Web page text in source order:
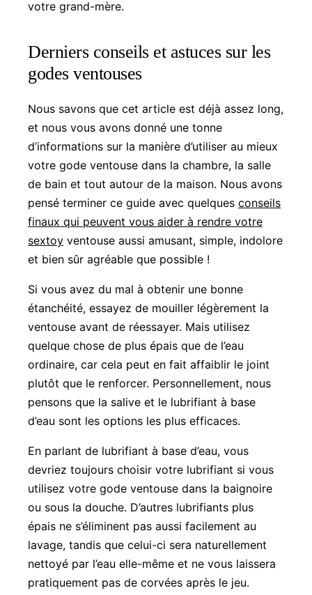
votre grand-mère.
Derniers conseils et astuces sur les
godes ventouses
Nous savons que cet article est déjà assez long,
et nous vous avons donné une tonne
d’informations sur la manière d’utiliser au mieux
votre gode ventouse dans la chambre, la salle
de bain et tout autour de la maison. Nous avons
pensé terminer ce guide avec quelques conseils
finaux qui peuvent vous aider à rendre votre
sextoy ventouse aussi amusant, simple, indolore
et bien sûr agréable que possible !
Si vous avez du mal à obtenir une bonne
étanchéité, essayez de mouiller légèrement la
ventouse avant de réessayer. Mais utilisez
quelque chose de plus épais que de l’eau
ordinaire, car cela peut en fait affaiblir le joint
plutôt que le renforcer. Personnellement, nous
pensons que la salive et le lubrifiant à base
d’eau sont les options les plus efficaces.
En parlant de lubrifiant à base d’eau, vous
devriez toujours choisir votre lubrifiant si vous
utilisez votre gode ventouse dans la baignoire
ou sous la douche. D’autres lubrifiants plus
épais ne s’éliminent pas aussi facilement au
lavage, tandis que celui-ci sera naturellement
nettoyé par l’eau elle-même et ne vous laissera
pratiquement pas de corvées après le jeu.